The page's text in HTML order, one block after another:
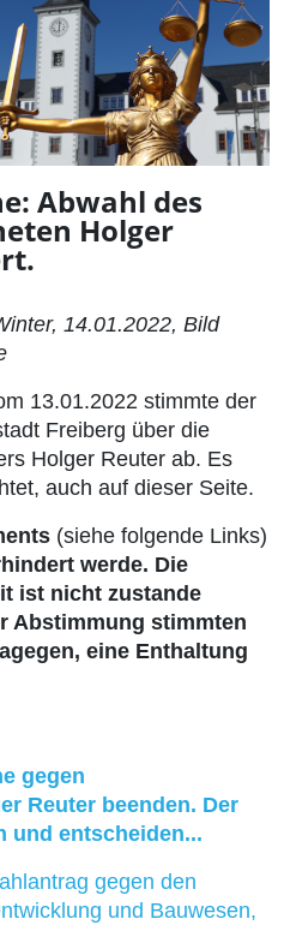
Abwahl des
Holger
14.01.2022, Bild
13.01.2022 stimmte der
Freiberg über die
Holger Reuter ab. Es
auch auf dieser Seite.
(siehe folgende Links)
werde. Die
ist nicht zustande
Abstimmung stimmten
eine Enthaltung
gegen
Reuter beenden. Der
und entscheiden...
gegen den
und Bauwesen,